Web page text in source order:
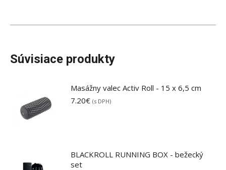
Súvisiace produkty
Masážny valec Activ Roll - 15 x 6,5 cm
7.20€ (s DPH)
BLACKROLL RUNNING BOX - bežecký
set